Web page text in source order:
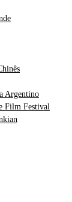
Argentino
Film Festival